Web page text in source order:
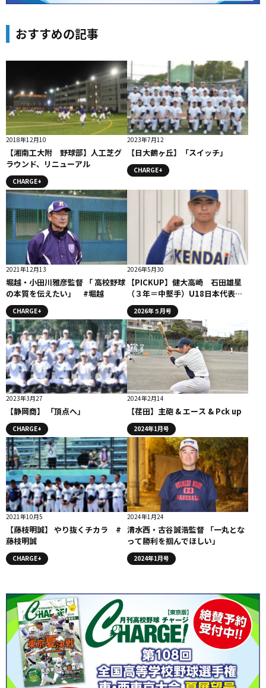
おすすめの記事
2018年12月10
【湘南工大附 野球部】人工芝グ
ラウンド、リニューアル
CHARGE+
2023年7月12
【日大鶴ヶ丘】「スイッチ」
CHARGE+
2021年12月13
堀越・小田川雅彦監督 「 高校野球
の本質を伝えたい」 #堀越
CHARGE+
2026年5月30
【PICKUP】健大高崎 石田雄星
（３年＝中堅手）U18日本代表候
補 苦悩の秋から進化の春、そし
て飛躍の夏へ
2026年５月号
2023年3月27
【静岡商】 「頂点へ」
CHARGE+
2024年2月14
【荏田】主砲 & エース & Pck up
2024年1月号
2021年10月5
【藤枝明誠】 やり抜くチカラ #
藤枝明誠
CHARGE+
2024年1月24
清水西・古谷誠浩監督 「一丸とな
って勝利を掴んでほしい」
2024年1月号